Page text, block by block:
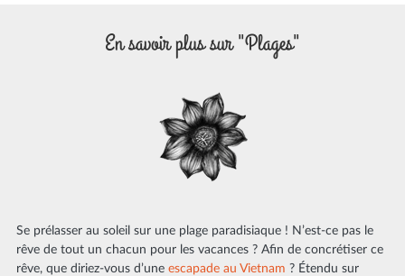
En savoir plus sur "Plages"
Se prélasser au soleil sur une plage paradisiaque ! N’est-ce pas le
rêve de tout un chacun pour les vacances ? Afin de concrétiser ce
rêve, que diriez-vous d’une escapade au Vietnam ? Étendu sur